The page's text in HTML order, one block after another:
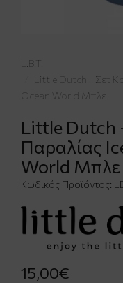
L.B.T.
Little Dutch - Σετ
Ocean World Μπλε
Little Dutch
Παραλίας
World Μπλε
Κωδικός Προϊόντος:
15,00€